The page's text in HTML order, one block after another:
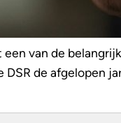
van de
de afgelopen